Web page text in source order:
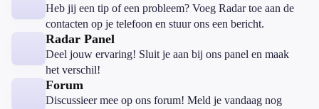
Heb jij een tip of een probleem? Voeg Radar toe aan de
contacten op je telefoon en stuur ons een bericht.
Radar Panel
Deel jouw ervaring! Sluit je aan bij ons panel en maak
het verschil!
Forum
Discussieer mee op ons forum! Meld je vandaag nog